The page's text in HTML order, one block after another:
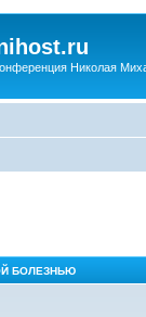
Николая
БОЛЕЗНЬЮ